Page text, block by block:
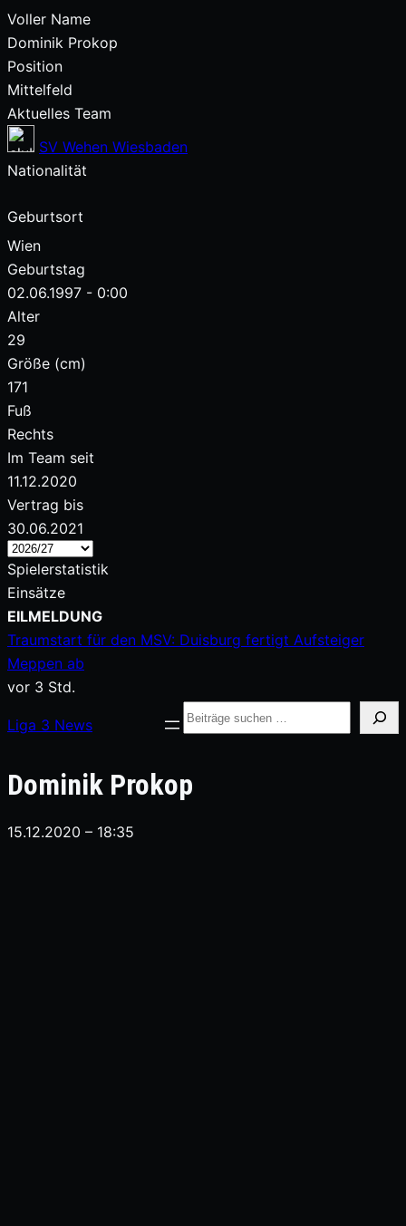
Voller Name
Dominik Prokop
Position
Mittelfeld
Aktuelles Team
SV Wehen Wiesbaden
Nationalität
Geburtsort
Wien
Geburtstag
02.06.1997 - 0:00
Alter
29
Größe (cm)
171
Fuß
Rechts
Im Team seit
11.12.2020
Vertrag bis
30.06.2021
Spielerstatistik
Einsätze
Zum
Inhalt
springen
EILMELDUNG
Traumstart für den MSV: Duisburg fertigt Aufsteiger
Meppen ab
vor 3 Std.
Liga 3 News
Suche
Dominik Prokop
15.12.2020 – 18:35